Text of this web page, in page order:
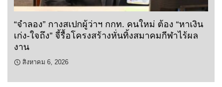
“จำลอง” กางสเปกผู้ว่าฯ กกท. คนใหม่ ต้อง “หาเงิน
เก่ง-ใจถึง” จี้รื้อโครงสร้างหั่นทิ้งสมาคมกีฬาไร้ผล
งาน
สิงหาคม 6, 2026